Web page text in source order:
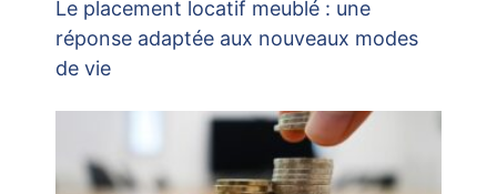
Le placement locatif meublé : une
réponse adaptée aux nouveaux modes
de vie